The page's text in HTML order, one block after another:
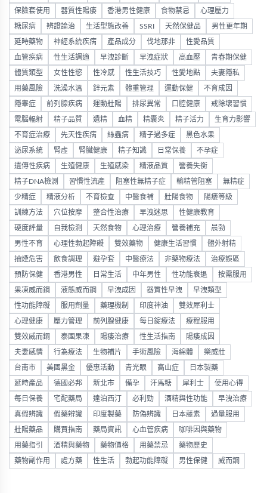
保險套使用 器質性陽痿 香港男性健康 食物禁忌 心理壓力
糖尿病 辨證論治 生活型態改善 SSRI 天然保健品 男性更年期
延時藥物 神經系統疾病 產品成分 伐地那非 性愛品質
血管疾病 性生活調適 早洩診斷 早洩症狀 高血壓 青春期保健
體質類型 女性性慾 性冷感 性生活技巧 性愛地點 夫妻隱私
用藥風險 洗澡水溫 鋅元素 體重管理 運動保健 不育成因
隱睾症 前列腺疾病 運動壯陽 排尿異常 口腔健康 戒除壞習慣
電腦輻射 精子品質 遺精 血精 精囊炎 精子活力 生育力影響
不育症治療 先天性疾病 絲蟲病 精子過多症 黑色水果
泌尿系統 腎虛 腎臟健康 精子知識 日常保養 不孕症
遺傳性疾病 生殖健康 生殖感染 精液品質 營養失衡
精子DNA檢測 習慣性流產 阻塞性無精子症 輸精管阻塞 無精症
少精症 精液分析 不育檢查 中醫食補 壯陽食物 陽痿等級
訓練方法 穴位按摩 整合性治療 早洩迷思 性健康教育
硬度評量 自我檢測 天然食物 心理治療 營養補充 晨勃
男性不育 心理性勃起障礙 雙效藥物 健康生活習慣 體外射精
抽煙危害 飲食調理 避孕套 中醫療法 非藥物療法 治療誤區
預防保健 香港男性 日常生活 中年男性 性功能衰退 按需服用
果凍威而鋼 液態威而鋼 早洩成因 器質性早洩 早洩類型
性功能障礙 服用劑量 藥理機制 印度神油 雙效犀利士
心理健康 壓力管理 前列腺健康 每日錠療法 療程服用
雙效威而鋼 泰國果凍 陽痿治療 性生活指南 陽痿成因
夫妻感情 行為療法 生物補片 手術風險 海綿體 樂威壯
台南市 美國黑金 優惠活動 青光眼 高山症 日本製藥
延時產品 德國必邦 新北市 備孕 汗馬糖 犀利士 使用心得
每日保養 宅配藥局 達泊西汀 必利勁 酒精與性功能 早洩治療
真假辨識 假藥辨識 印度製藥 防偽辨識 日本藤素 過量服用
壯陽藥品 購買指南 藥局資訊 心血管疾病 咖啡因與藥物
用藥指引 酒精與藥物 藥物價格 用藥禁忌 藥物歷史
藥物副作用 處方藥 性生活 勃起功能障礙 男性保健 威而鋼